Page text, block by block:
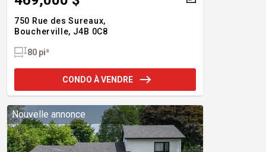
750 Rue des Sureaux,
Boucherville, J4B 0C8
80 pi²
CONDO À VENDRE
Nouvelle annonce